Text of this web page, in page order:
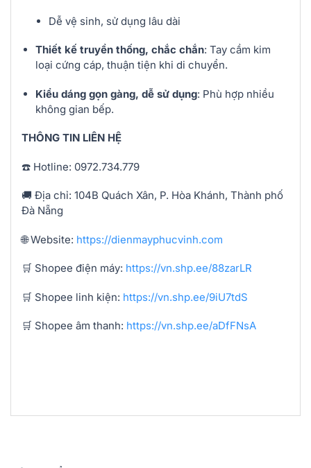
Dễ vệ sinh, sử dụng lâu dài
Thiết kế truyền thống, chắc chắn: Tay cầm kim
loại cứng cáp, thuận tiện khi di chuyển.
Kiểu dáng gọn gàng, dễ sử dụng: Phù hợp nhiều
không gian bếp.
THÔNG TIN LIÊN HỆ
☎️ Hotline: 0972.734.779
🚚 Địa chỉ: 104B Quách Xân, P. Hòa Khánh, Thành phố
Đà Nẵng
🌐 Website: https://dienmayphucvinh.com
🛒 Shopee điện máy: https://vn.shp.ee/88zarLR
🛒 Shopee linh kiện: https://vn.shp.ee/9iU7tdS
🛒 Shopee âm thanh: https://vn.shp.ee/aDfFNsA